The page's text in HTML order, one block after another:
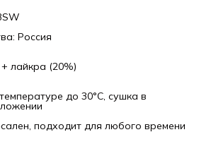
Россия
лайкра (20%)
до 30°C, сушка в
подходит для любого времени